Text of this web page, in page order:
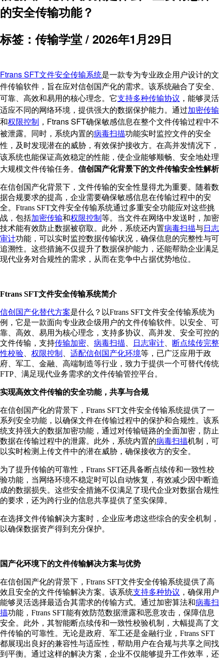
的安全传输功能？
标签：传输学堂 / 2026年1月29日
Ftrans SFT文件安全传输系统是一款专为专业政企用户设计的文
件传输软件，旨在应对信创国产化的需求。该系统融合了安全、
可靠、高效和易用的核心理念。它支持多种传输协议 ，能够灵活
适应不同的网络环境，提供强大的数据保护能力。通过加密传输
和权限控制 ，Ftrans SFT确保敏感信息在整个文件传输过程中不
被泄露。同时，系统内置的病毒扫描功能实时监控文件的安全
性，及时发现潜在的威胁，有效保护接收方。在高并发情况下，
该系统也能保证高效稳定的性能，使企业能够顺畅、安全地处理
大规模文件传输任务。 信创国产化背景下的文件传输安全性解析
在信创国产化背景下，文件传输的安全性显得尤为重要。随着数
据合规要求的提高，企业需要确保敏感信息在传输过程中的安
全。Ftrans SFT文件安全传输系统通过多重安全功能应对这些挑
战，包括加密传输和权限控制 等。当文件在网络中发送时，加密
技术能有效防止数据被窃取。此外，系统还内置病毒扫描与日志
审计功能，可以实时监控数据传输状况，确保信息的完整性与可
追溯性。这些措施不仅提升了数据保护能力，还能帮助企业满足
现代业务对合规性的需求，从而在竞争中占据优势地位。
Ftrans SFT文件安全传输系统简介
信创国产化替代方案是什么？以Ftrans SFT文件安全传输系统为
例，它是一款面向专业政企级用户的文件传输软件。以安全、可
靠、高效、易用为核心理念，支持多协议、高并发、安全可控的
文件传输，支持传输加密 病毒扫描 日志审计
断点续传完整
性校验
权限控制 适配信创国产化环境等，已广泛应用于政
府、军工、金融、高端制造等行业，致力于提供一个可替代传统
FTP、满足现代业务需求的文件传输管控平台。
实现高效文件传输的安全功能，共享与合规
在信创国产化的背景下，Ftrans SFT文件安全传输系统提供了一
系列安全功能，以确保文件在传输过程中的保护和合规性。该系
统支持强大的数据加密功能，通过对传输链路的全面加密，防止
数据在传输过程中的泄露。此外，系统内置的病毒扫描机制，可
以实时检测上传文件中的潜在威胁，确保接收方的安全。
为了提升传输的可靠性，Ftrans SFT还具备断点续传和一致性校
验功能，当网络环境不稳定时可以自动恢复，有效减少因中断造
成的数据损失。这些安全措施不仅满足了现代企业对数据合规性
的要求，还为跨行业的信息共享提供了坚实保障。
在选择文件传输解决方案时，企业应考虑这些综合的安全机制，
以确保数据资产得到充分保护。
国产化环境下的文件传输解决方案与优势
在信创国产化的背景下，Ftrans SFT文件安全传输系统提供了高
效且安全的文件传输解决方案。该系统支持多种协议 ，确保用户
能够灵活选择最适合其需求的传输方式。通过加密算法和病毒扫
描功能，Ftrans SFT能有效防范数据泄露和恶意攻击，保障信息
安全。此外，其智能断点续传和一致性校验机制，大幅提高了文
件传输的可靠性。无论是政府、军工还是金融行业，Ftrans SFT
都展现出良好的兼容性与适应性，帮助用户在合规与共享之间找
到平衡。通过这样的解决方案，企业不仅能够提升工作效率，还